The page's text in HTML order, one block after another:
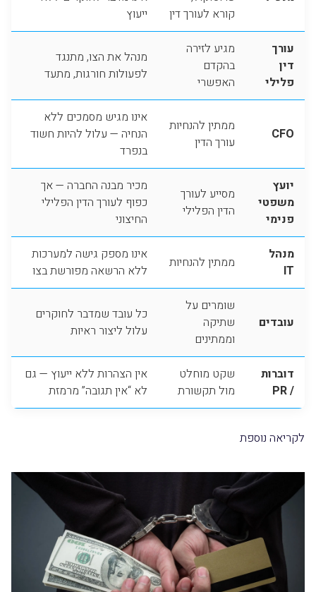
קורא לעורך דין
ייעוץ
עורך
דין
פלילי
מגיע לזירה
בהקדם
האפשרי
מנהל את הצו, מתנגד
לפעולות חורגות, מתעד
CFO
ממתין להנחיות
עורך הדין
אינו מגיש מסמכים ללא
הנחיה — עלול להיות חשוד
בנפרד
יועץ
משפטי
פנימי
מסייע לעורך
הדין הפלילי
מכיר מבנה החברה — אך
כפוף לעורך הדין הפלילי
החיצוני
מנהל
IT
ממתין להנחיות
אינו מספק גישה למערכות
ללא הרשאה מפורשת בצו
עובדים
שומרים על
שתיקה
וממתינים
כל עובד שמדבר לחוקרים
עלול ליצור ראיות
דוברות
/ PR
שקט מוחלט
מול תקשורת
אין הצהרות ללא ייעוץ — גם
לא “אין תגובה” מרמזת
לקריאה נוספת